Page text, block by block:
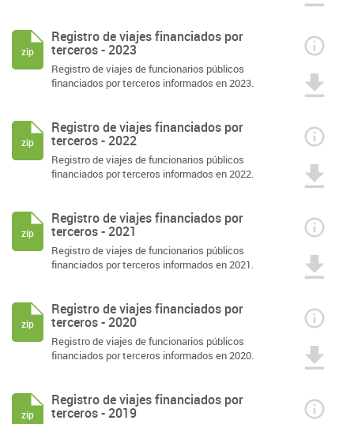
Registro de viajes financiados por
terceros - 2023
Registro de viajes de funcionarios públicos
financiados por terceros informados en 2023.
zip
Registro de viajes financiados por
terceros - 2022
Registro de viajes de funcionarios públicos
financiados por terceros informados en 2022.
zip
Registro de viajes financiados por
terceros - 2021
Registro de viajes de funcionarios públicos
financiados por terceros informados en 2021.
zip
Registro de viajes financiados por
terceros - 2020
Registro de viajes de funcionarios públicos
financiados por terceros informados en 2020.
zip
Registro de viajes financiados por
terceros - 2019
zip